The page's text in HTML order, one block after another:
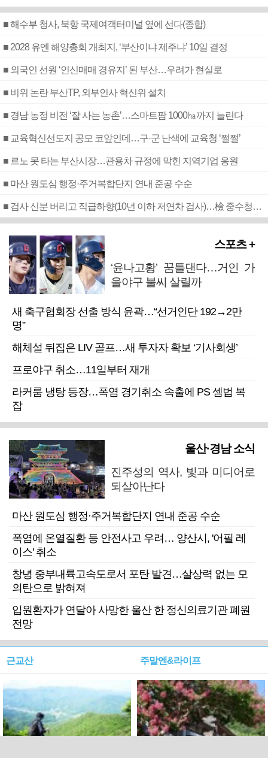
■ 해수부 청사, 북항 국제여객터미널 옆에 선다(종합)
■ 2028 유엔 해양총회 개최지, ‘부산이냐 제주냐’ 10일 결정
■ 외국인 선원 ‘인신매매 경유지’ 된 부산…우려가 현실로
■ 비위 논란 부산TP, 외부인사 혁신위 설치
■ 경남 농정 비전 ‘잘 사는 농촌’…스마트팜 1000㏊까지 늘린다
■ 교육혁신선도지 공모 코앞인데…구·군 난색에 교육청 ‘쩔쩔’
■ 르노 못 타는 부산시장…관용차 규정에 막힌 지역기업 응원
■ 마산 원도심 행정·주거복합단지 연내 준공 수순
■ 검사 신분 버리고 직급하향(10년 이하 저연차 검사)…檢 중수청행 기피
스포츠 +
‘윤나고황’ 꿈틀댄다…거인 가
을야구 불씨 살릴까
새 축구협회장 선출 방식 윤곽…“선거인단 192→2만
명”
해체설 뒤집은 LIV 골프…새 투자자 확보 ‘기사회생’
프로야구 취소…11일부터 재개
라커룸 냉탕 등장…폭염 경기취소 속출에 PS 셈법 복
잡
울산·경남 소식
진주성의 역사, 빛과 미디어로
되살아난다
마산 원도심 행정·주거복합단지 연내 준공 수순
폭염에 온열질환 등 안전사고 우려… 양산시, '어필 레
이스' 취소
창녕 중부내륙고속도로서 포탄 발견…살상력 없는 모
의탄으로 밝혀져
입원환자가 연달아 사망한 울산 한 정신의료기관 폐원
전망
근교산 주말엔&라이프